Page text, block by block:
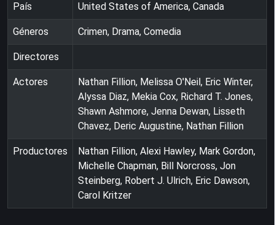
País United States of America, Canada
Géneros Crimen, Drama, Comedia
Directores
Actores
Nathan Fillion, Melissa O'Neil, Eric Winter,
Alyssa Diaz, Mekia Cox, Richard T. Jones,
Shawn Ashmore, Jenna Dewan, Lisseth
Chavez, Deric Augustine, Nathan Fillion
Productores
Nathan Fillion, Alexi Hawley, Mark Gordon,
Michelle Chapman, Bill Norcross, Jon
Steinberg, Robert J. Ulrich, Eric Dawson,
Carol Kritzer